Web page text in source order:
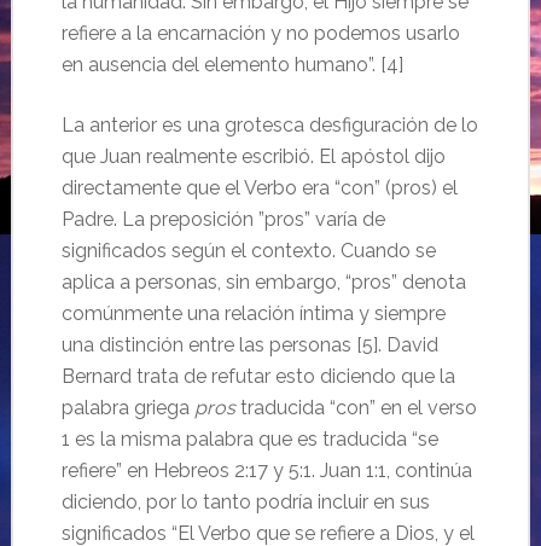
refiere a la encarnación y no podemos usarlo
en ausencia del elemento humano”. [4]
La anterior es una grotesca desfiguración de lo
que Juan realmente escribió. El apóstol dijo
directamente que el Verbo era “con” (pros) el
Padre. La preposición ”pros” varía de
significados según el contexto. Cuando se
aplica a personas, sin embargo, “pros” denota
comúnmente una relación íntima y siempre
una distinción entre las personas [5]. David
Bernard trata de refutar esto diciendo que la
palabra griega prostraducida “con” en el verso
1 es la misma palabra que es traducida “se
refiere” en Hebreos 2:17 y 5:1. Juan 1:1, continúa
diciendo, por lo tanto podría incluir en sus
significados “El Verbo que se refiere a Dios, y el